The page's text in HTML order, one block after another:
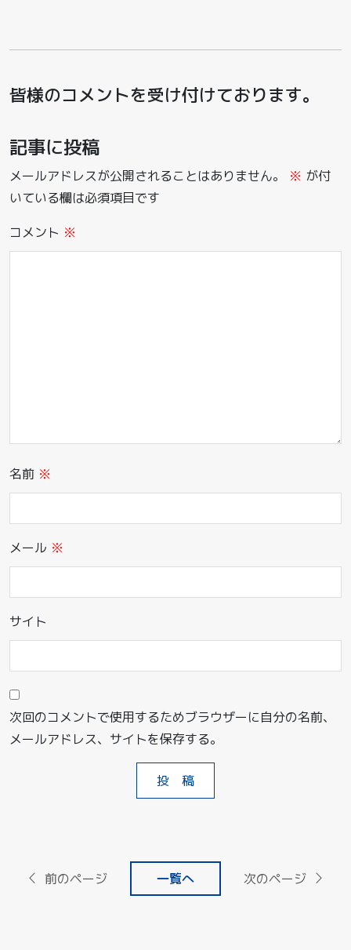
皆様のコメントを受け付けております。
記事に投稿
メールアドレスが公開されることはありません。 ※ が付
いている欄は必須項目です
コメント ※
名前 ※
メール ※
サイト
次回のコメントで使用するためブラウザーに自分の名前、
メールアドレス、サイトを保存する。
前のページ 一覧へ 次のページ